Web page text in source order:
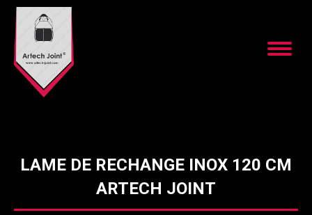
LAME DE RECHANGE INOX 120 CM
ARTECH JOINT